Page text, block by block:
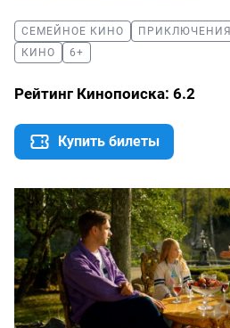
СЕМЕЙНОЕ КИНО ПРИКЛЮЧЕНИЯ
КИНО
6+
Рейтинг Кинопоиска: 6.2
Купить билеты